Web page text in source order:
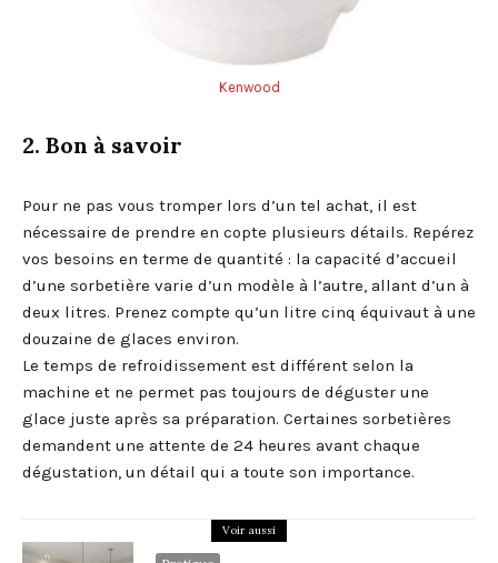
Kenwood
2. Bon à savoir
Pour ne pas vous tromper lors d’un tel achat, il est
nécessaire de prendre en copte plusieurs détails. Repérez
vos besoins en terme de quantité : la capacité d’accueil
d’une sorbetière varie d’un modèle à l’autre, allant d’un à
deux litres. Prenez compte qu’un litre cinq équivaut à une
douzaine de glaces environ.
Le temps de refroidissement est différent selon la
machine et ne permet pas toujours de déguster une
glace juste après sa préparation. Certaines sorbetières
demandent une attente de 24 heures avant chaque
dégustation, un détail qui a toute son importance.
Voir aussi